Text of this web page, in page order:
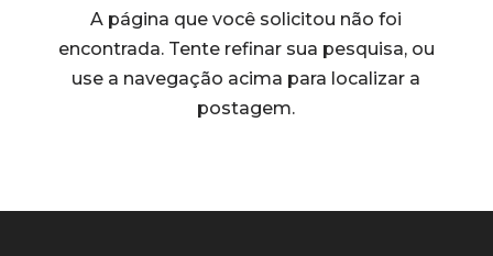
A página que você solicitou não foi
encontrada. Tente refinar sua pesquisa, ou
use a navegação acima para localizar a
postagem.